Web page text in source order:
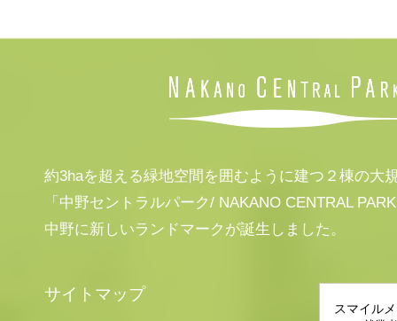
約3haを超える緑地空間を囲むように建つ２棟の大
「中野セントラルパーク/ NAKANO CENTRAL
中野に新しいランドマークが誕生しました。
サイトマップ
スマイル